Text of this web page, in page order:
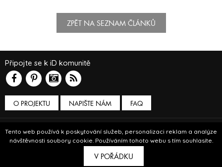
Tento web používá k poskytování služeb, personalizaci reklam a analýze
návštěvnosti soubory cookie. Používáním tohoto webu s tím souhlasíte.
V POŘÁDKU
ZPĚT NA SEZNAM ČLÁNKŮ
O PROJEKTU NAPIŠTE NÁM
Připojte se k iD komunitě
FAQ
Podmínky používání
© Insidecor 2013-2019.
Breezy